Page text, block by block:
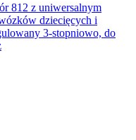
812 z uniwersalnym
dziecięcych i
3-stopniowo, do